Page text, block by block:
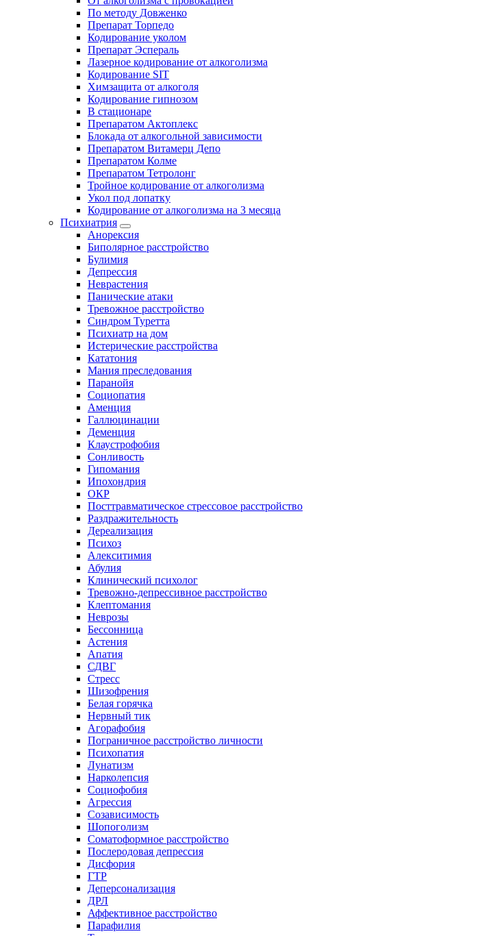
По методу Довженко
Препарат Торпедо
Кодирование уколом
Препарат Эспераль
Лазерное кодирование от алкоголизма
Кодирование SIT
Химзащита от алкоголя
Кодирование гипнозом
В стационаре
Препаратом Актоплекс
Блокада от алкогольной зависимости
Препаратом Витамерц Депо
Препаратом Колме
Препаратом Тетролонг
Тройное кодирование от алкоголизма
Укол под лопатку
Кодирование от алкоголизма на 3 месяца
Психиатрия
Анорексия
Биполярное расстройство
Булимия
Депрессия
Неврастения
Панические атаки
Тревожное расстройство
Синдром Туретта
Психиатр на дом
Истерические расстройства
Кататония
Мания преследования
Паранойя
Социопатия
Аменция
Галлюцинации
Деменция
Клаустрофобия
Сонливость
Гипомания
Ипохондрия
ОКР
Посттравматическое стрессовое расстройство
Раздражительность
Дереализация
Психоз
Алекситимия
Абулия
Клинический психолог
Тревожно-депрессивное расстройство
Клептомания
Неврозы
Бессонница
Астения
Апатия
СДВГ
Стресс
Шизофрения
Белая горячка
Нервный тик
Агорафобия
Пограничное расстройство личности
Психопатия
Лунатизм
Нарколепсия
Социофобия
Агрессия
Созависимость
Шопоголизм
Соматоформное расстройство
Послеродовая депрессия
Дисфория
ГТР
Деперсонализация
ДРЛ
Аффективное расстройство
Парафилия